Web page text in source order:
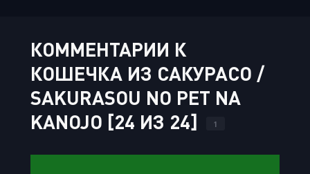
КОММЕНТАРИИ К
КОШЕЧКА ИЗ САКУРАСО /
SAKURASOU NO PET NA
KANOJO [24 ИЗ 24]
1